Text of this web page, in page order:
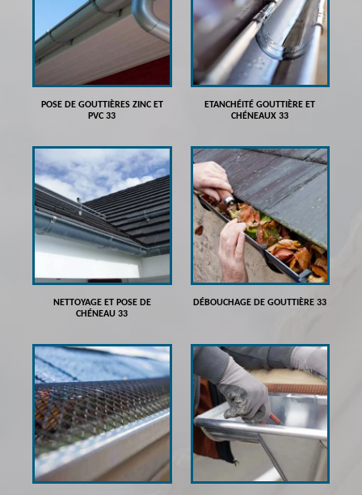
POSE DE GOUTTIÈRES ZINC ET
PVC 33
ETANCHÉITÉ GOUTTIÈRE ET
CHÉNEAUX 33
NETTOYAGE ET POSE DE
CHÉNEAU 33
DÉBOUCHAGE DE GOUTTIÈRE 33